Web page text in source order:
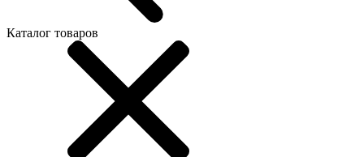
Каталог товаров